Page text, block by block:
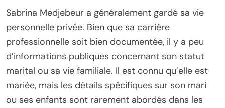
Sabrina Medjebeur a généralement gardé sa vie
personnelle privée. Bien que sa carrière
professionnelle soit bien documentée, il y a peu
d’informations publiques concernant son statut
marital ou sa vie familiale. Il est connu qu’elle est
mariée, mais les détails spécifiques sur son mari
ou ses enfants sont rarement abordés dans les